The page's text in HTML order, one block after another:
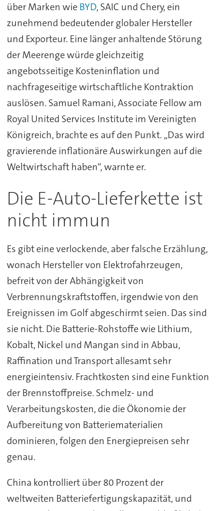
über Marken wie BYD, SAIC und Chery, ein
zunehmend bedeutender globaler Hersteller
und Exporteur. Eine länger anhaltende Störung
der Meerenge würde gleichzeitig
angebotsseitige Kosteninflation und
nachfrageseitige wirtschaftliche Kontraktion
auslösen. Samuel Ramani, Associate Fellow am
Royal United Services Institute im Vereinigten
Königreich, brachte es auf den Punkt. „Das wird
gravierende inflationäre Auswirkungen auf die
Weltwirtschaft haben“, warnte er.
Die E-Auto-Lieferkette ist
nicht immun
Es gibt eine verlockende, aber falsche Erzählung,
wonach Hersteller von Elektrofahrzeugen,
befreit von der Abhängigkeit von
Verbrennungskraftstoffen, irgendwie von den
Ereignissen im Golf abgeschirmt seien. Das sind
sie nicht. Die Batterie-Rohstoffe wie Lithium,
Kobalt, Nickel und Mangan sind in Abbau,
Raffination und Transport allesamt sehr
energieintensiv. Frachtkosten sind eine Funktion
der Brennstoffpreise. Schmelz- und
Verarbeitungskosten, die die Ökonomie der
Aufbereitung von Batteriematerialien
dominieren, folgen den Energiepreisen sehr
genau.
China kontrolliert über 80 Prozent der
weltweiten Batteriefertigungskapazität, und